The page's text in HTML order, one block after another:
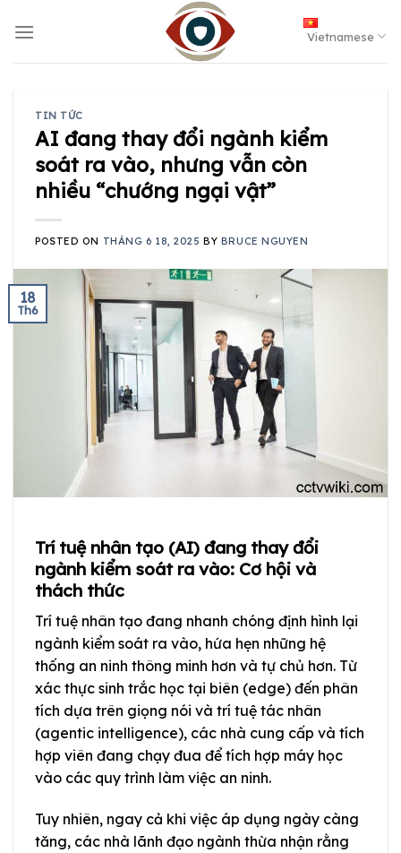
Vietnamese
TIN TỨC
AI đang thay đổi ngành kiểm
soát ra vào, nhưng vẫn còn
nhiều “chướng ngại vật”
POSTED ON THÁNG 6 18, 2025 BY BRUCE NGUYEN
18
Th6
Trí tuệ nhân tạo (AI) đang thay đổi
ngành kiểm soát ra vào: Cơ hội và
thách thức
Trí tuệ nhân tạo đang nhanh chóng định hình lại
ngành kiểm soát ra vào, hứa hẹn những hệ
thống an ninh thông minh hơn và tự chủ hơn. Từ
xác thực sinh trắc học tại biên (edge) đến phân
tích dựa trên giọng nói và trí tuệ tác nhân
(agentic intelligence), các nhà cung cấp và tích
hợp viên đang chạy đua để tích hợp máy học
vào các quy trình làm việc an ninh.
Tuy nhiên, ngay cả khi việc áp dụng ngày càng
tăng, các nhà lãnh đạo ngành thừa nhận rằng